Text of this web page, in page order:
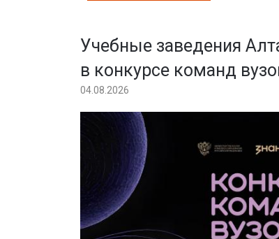
Учебные заведения
в конкурсе команд
04.08.2026